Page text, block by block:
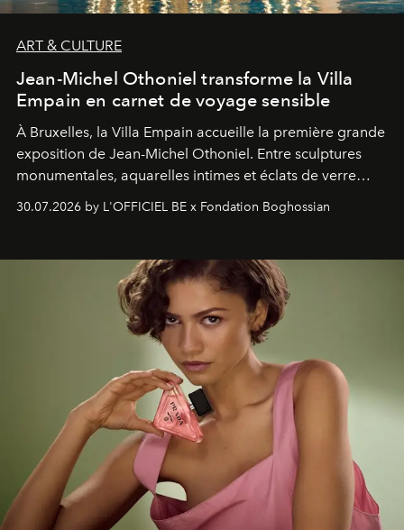
ART & CULTURE
Jean-Michel Othoniel transforme la Villa
Empain en carnet de voyage sensible
À Bruxelles, la Villa Empain accueille la première grande
exposition de Jean-Michel Othoniel. Entre sculptures
monumentales, aquarelles intimes et éclats de verre
émotionnel où chaque œuvre devient le souvenir
émerveillement.
30.07.2026 by L'OFFICIEL BE x Fondation Boghossian